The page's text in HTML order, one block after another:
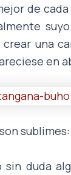
de
una
en
sublimes:
duda